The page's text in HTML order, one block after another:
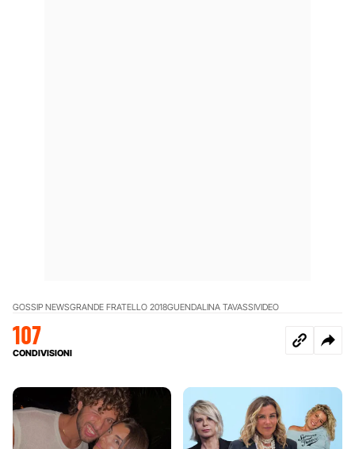
GOSSIP NEWSGRANDE FRATELLO 2018GUENDALINA TAVASSIVIDEO
107
CONDIVISIONI